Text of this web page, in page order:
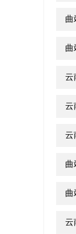
曲
曲
云
云
云
曲
曲
云